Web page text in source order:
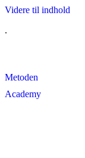
Videre til indhold
.
Metoden
Academy